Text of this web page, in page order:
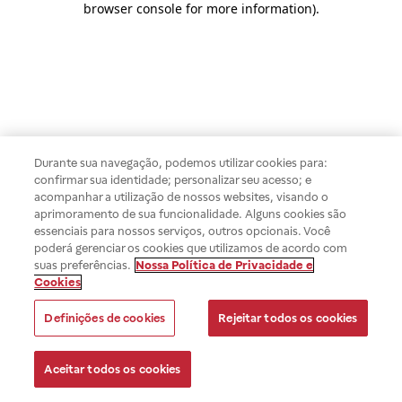
browser console for more information).
Durante sua navegação, podemos utilizar cookies para:
confirmar sua identidade; personalizar seu acesso; e
acompanhar a utilização de nossos websites, visando o
aprimoramento de sua funcionalidade. Alguns cookies são
essenciais para nossos serviços, outros opcionais. Você
poderá gerenciar os cookies que utilizamos de acordo com
suas preferências. Nossa Política de Privacidade e
Cookies
Definições de cookies Rejeitar todos os cookies
Aceitar todos os cookies